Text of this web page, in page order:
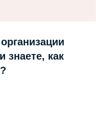
знаете, как